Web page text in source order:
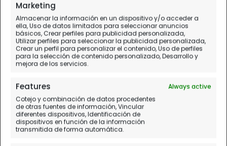
Marketing
Almacenar la información en un dispositivo y/o acceder a
ella, Uso de datos limitados para seleccionar anuncios
básicos, Crear perfiles para publicidad personalizada,
Utilizar perfiles para seleccionar la publicidad personalizada,
Crear un perfil para personalizar el contenido, Uso de perfiles
para la selección de contenido personalizado, Desarrollo y
mejora de los servicios.
Features
Always active
Cotejo y combinación de datos procedentes
de otras fuentes de información, Vincular
diferentes dispositivos, Identificación de
dispositivos en función de la información
transmitida de forma automática.